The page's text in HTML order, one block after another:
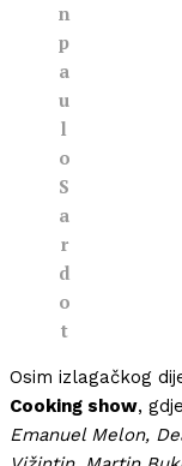
n
p
a
u
l
o
S
a
r
d
o
t
Osim izlagačkog
Cooking show,
Emanuel Melon,